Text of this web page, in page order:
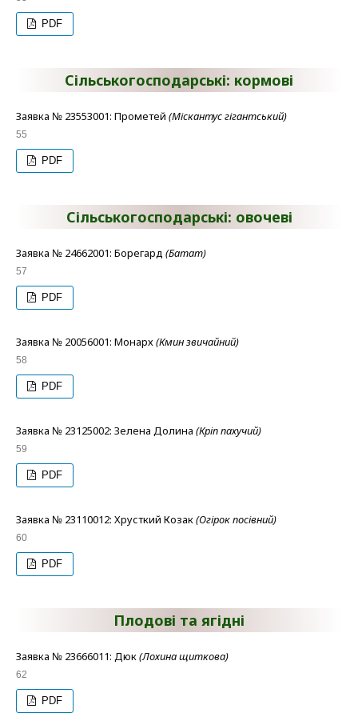
PDF
Сільськогосподарські: кормові
Заявка № 23553001: Прометей (Міскантус гігантський)
55
PDF
Сільськогосподарські: овочеві
Заявка № 24662001: Борегард (Батат)
57
PDF
Заявка № 20056001: Монарх(Кмин звичайний)
58
PDF
Заявка № 23125002: Зелена Долина (Кріп пахучий)
59
PDF
Заявка № 23110012: Хрусткий Козак(Огірок посівний)
60
PDF
Плодові та ягідні
Заявка № 23666011: Дюк(Лохина щиткова)
62
PDF